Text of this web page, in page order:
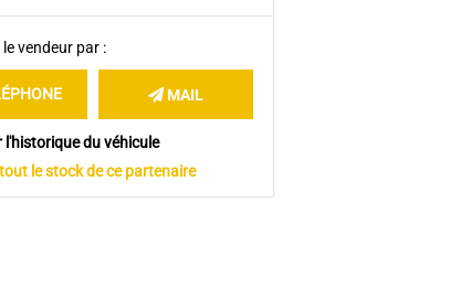
vendeur par :
MAIL
l'historique du véhicule
le stock de ce partenaire